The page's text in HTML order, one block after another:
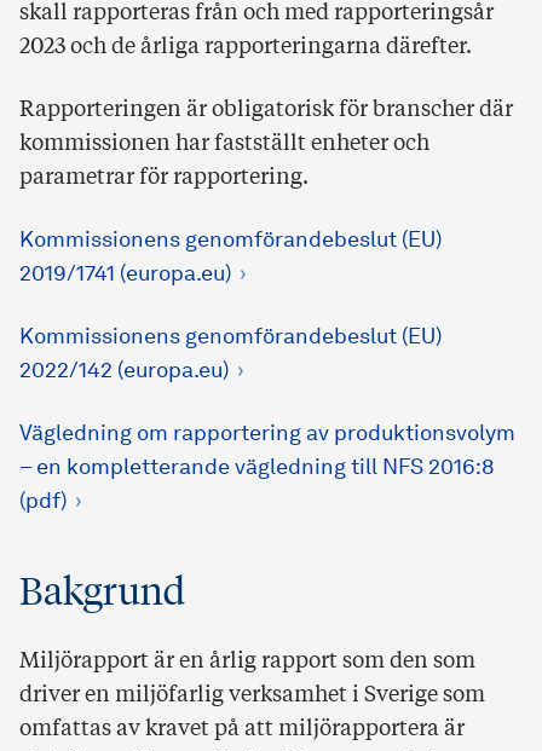
skall rapporteras från och med rapporteringsår
2023 och de årliga rapporteringarna därefter.
Rapporteringen är obligatorisk för branscher där
kommissionen har fastställt enheter och
parametrar för rapportering.
Kommissionens genomförandebeslut (EU)
2019/1741 (europa.eu)
Kommissionens genomförandebeslut (EU)
2022/142 (europa.eu)
Vägledning om rapportering av produktionsvolym
– en kompletterande vägledning till NFS 2016:8
(pdf)
Bakgrund
Miljörapport är en årlig rapport som den som
driver en miljöfarlig verksamhet i Sverige som
omfattas av kravet på att miljörapportera är